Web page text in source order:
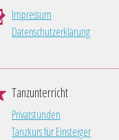
Impressum
Datenschutzerklärung
Tanzunterricht
Privatstunden
Tanzkurs für Einsteiger